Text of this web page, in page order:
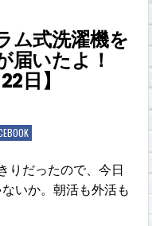
ム式洗濯機を
届いたよ！
日】
りだったので、今日
いか。朝活も外活も